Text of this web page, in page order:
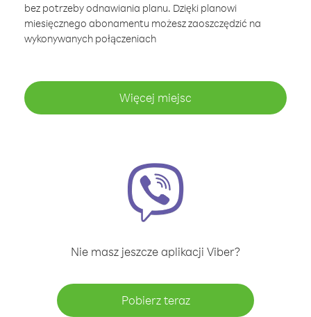
bez potrzeby odnawiania planu. Dzięki planowi
miesięcznego abonamentu możesz zaoszczędzić na
wykonywanych połączeniach
Więcej miejsc
Nie masz jeszcze aplikacji Viber?
Pobierz teraz